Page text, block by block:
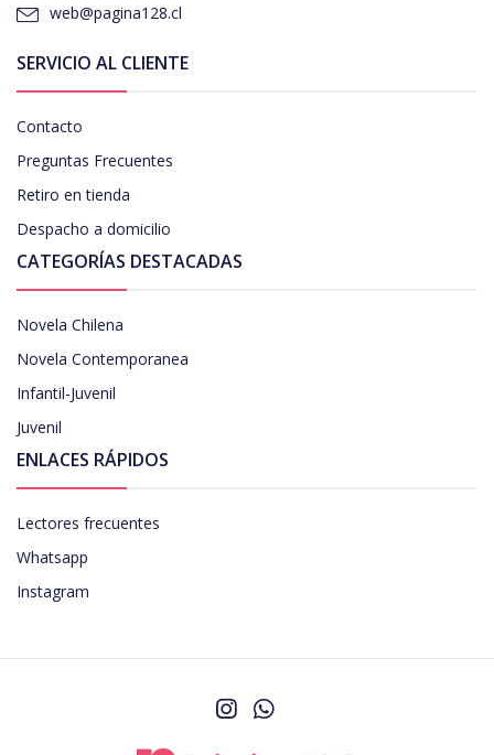
web@pagina128.cl
SERVICIO AL CLIENTE
Contacto
Preguntas Frecuentes
Retiro en tienda
Despacho a domicilio
CATEGORÍAS DESTACADAS
Novela Chilena
Novela Contemporanea
Infantil-Juvenil
Juvenil
ENLACES RÁPIDOS
Lectores frecuentes
Whatsapp
Instagram